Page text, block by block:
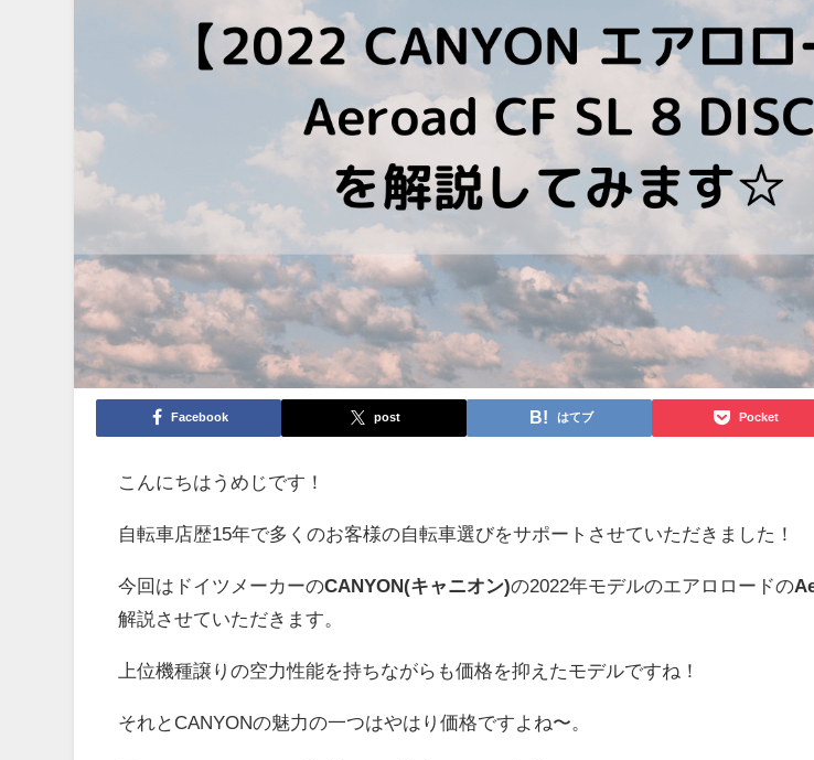
Facebook post はてブ Pocket
こんにちはうめじです！
自転車店歴15年で多くのお客様の自転車選びをサポートさせていただきました！
今回はドイツメーカーのCANYON(キャニオン)の2022年モデルのエアロロードの
解説させていただきます。
上位機種譲りの空力性能を持ちながらも価格を抑えたモデルですね！
それとCANYONの魅力の一つはやはり価格ですよね〜。